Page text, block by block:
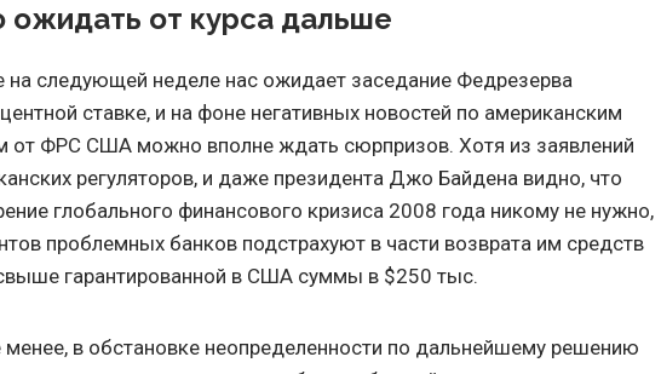
ожидать от курса дальше
на следующей неделе нас ожидает заседание Федрезерва
ставке, и на фоне негативных новостей по американским
от ФРС США можно вполне ждать сюрпризов. Хотя из заявлений
регуляторов, и даже президента Джо Байдена видно, что
глобального финансового кризиса 2008 года никому не нужно,
проблемных банков подстрахуют в части возврата им средств
гарантированной в США суммы в $250 тыс.
менее, в обстановке неопределенности по дальнейшему решению